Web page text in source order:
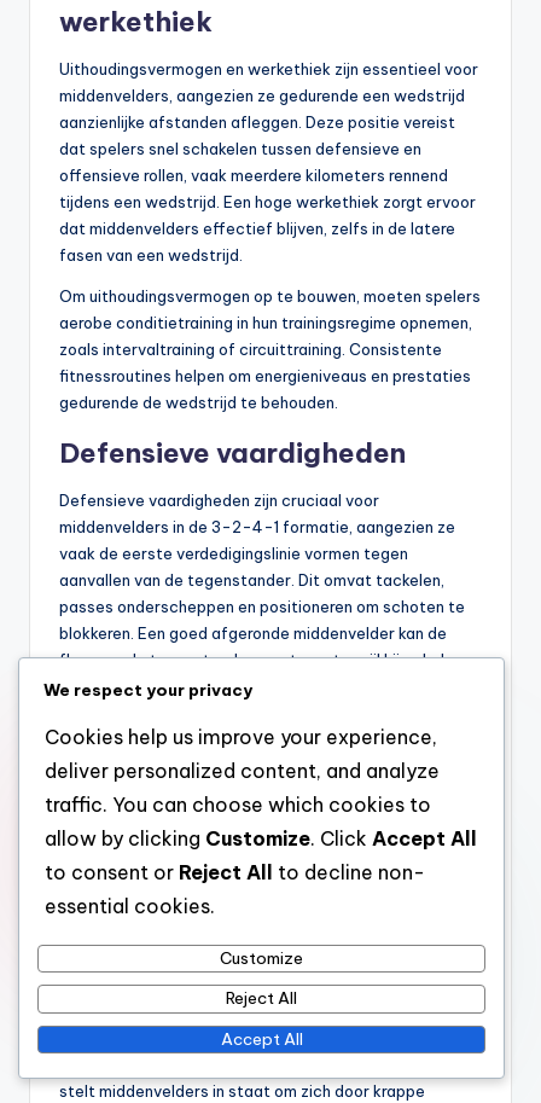
werkethiek
Uithoudingsvermogen en werkethiek zijn essentieel voor
middenvelders, aangezien ze gedurende een wedstrijd
aanzienlijke afstanden afleggen. Deze positie vereist
dat spelers snel schakelen tussen defensieve en
offensieve rollen, vaak meerdere kilometers rennend
tijdens een wedstrijd. Een hoge werkethiek zorgt ervoor
dat middenvelders effectief blijven, zelfs in de latere
fasen van een wedstrijd.
Om uithoudingsvermogen op te bouwen, moeten spelers
aerobe conditietraining in hun trainingsregime opnemen,
zoals intervaltraining of circuittraining. Consistente
fitnessroutines helpen om energieniveaus en prestaties
gedurende de wedstrijd te behouden.
Defensieve vaardigheden
Defensieve vaardigheden zijn cruciaal voor
middenvelders in de 3-2-4-1 formatie, aangezien ze
vaak de eerste verdedigingslinie vormen tegen
aanvallen van de tegenstander. Dit omvat tackelen,
passes onderscheppen en positioneren om schoten te
blokkeren. Een goed afgeronde middenvelder kan de
flow van de tegenstander verstoren terwijl hij ook de
defensieve inspanningen van zijn eigen team
Het oefenen van defensieve drills, zoals 1v1-situaties en
positionerings oefeningen, kan middenvelders helpen hun
defensieve vaardigheden te scherpen. Begrijpen
wanneer je moet tackelen en wanneer je je positie moet
behouden, is de sleutel tot effectief verdedigen.
Balcontrole
Balcontrole is fundamenteel voor middenvelders, omdat
het hen in staat stelt om balbezit onder druk te
behouden en plays effectief uit te voeren. Deze
vaardigheid omvat dribbelen, ontvangen en de bal
stelt middenvelders in staat om zich door krappe
We respect your privacy
Cookies help us improve your experience,
deliver personalized content, and analyze
traffic. You can choose which cookies to
allow by clicking Customize. Click Accept All
to consent or Reject All
to decline non-
essential cookies.
Customize
Reject All
Accept All